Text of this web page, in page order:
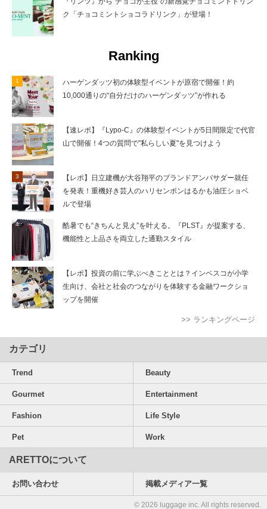
ク「チョコミントショコラドリンク」が登場！
Ranking
ハーゲンダッツ初の体験型イベントが原宿で開催！約
10,000通りの“自分だけのハーゲンダッツ”が作れる
【速レポ】『Lypo-C』の体験型イベントが5日間限定で代官
山で開催！4つの質問で"私らしい夏"を見つけよう
【レポ】日立建機が大谷翔平のブランドアンバサダー就任
を発表！重機好き芸人のハリセンボンはるかも油圧ショベ
ルで登場
酷暑でも“きちんと見え”を叶える。『PLST』が提案する、
機能性と上品さを両立した通勤スタイル
【レポ】投資の前に学ぶべきこととは？インベスコが小学
生向け、会社と社会のつながりを体験する金融ワークショ
ップを開催
>> ランキングページ
カテゴリ
Trend Beauty
Gourmet Entertainment
Fashion Life Style
Pet Work
ARETTOについて
お問い合わせ 掲載メディア一覧
© 2026 luggage inc. All rights reserved.